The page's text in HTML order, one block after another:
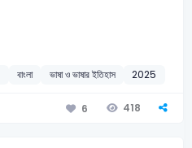
বাংলা ভাষা ও ভাষার ইতিহাস 2025
6 418